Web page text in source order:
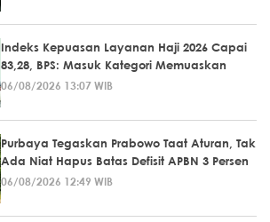
Indeks Kepuasan Layanan Haji 2026 Capai
83,28, BPS: Masuk Kategori Memuaskan
06/08/2026 13:07 WIB
Purbaya Tegaskan Prabowo Taat Aturan, Tak
Ada Niat Hapus Batas Defisit APBN 3 Persen
06/08/2026 12:49 WIB